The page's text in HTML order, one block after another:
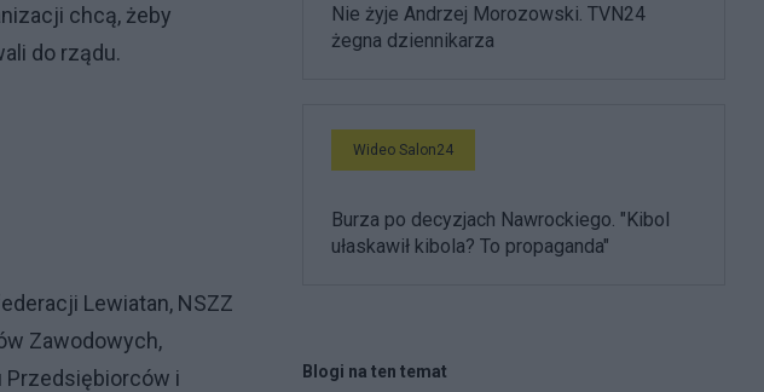
chcą, żeby
do rządu.
Lewiatan, NSZZ
Zawodowych,
Przedsiębiorców i
Nie żyje Andrzej Morozowski. TVN24
żegna dziennikarza
Wideo Salon24
Burza po decyzjach Nawrockiego. "Kibol
ułaskawił kibola? To propaganda"
Blogi na ten temat